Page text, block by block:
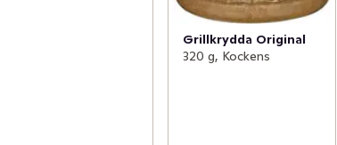
Grillkrydda Original
320 g, Kockens